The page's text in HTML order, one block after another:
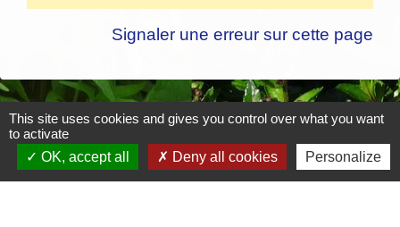
Signaler une erreur sur cette page
Mairie de Crottet
This site uses cookies and gives you control over what you want
to activate
OK, accept all
Deny all cookies Personalize